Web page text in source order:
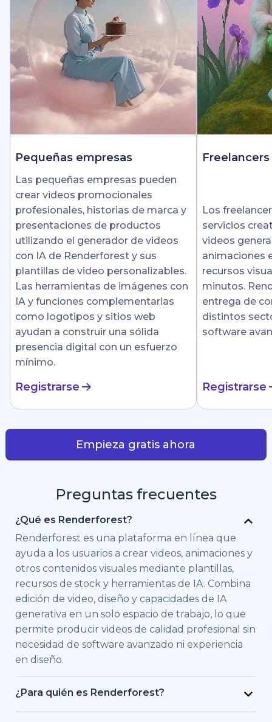
Pequeñas empresas
Las pequeñas empresas pueden
crear videos promocionales
profesionales, historias de marca y
presentaciones de productos
utilizando el generador de videos
con IA de Renderforest y sus
plantillas de video personalizables.
Las herramientas de imágenes con
IA y funciones complementarias
como logotipos y sitios web
ayudan a construir una sólida
presencia digital con un esfuerzo
mínimo.
Registrarse
Freelancers
Los
servicios
videos
animaciones
recursos
minutos.
entrega de
distintos
software
Registrarse
Empieza gratis ahora
Preguntas frecuentes
¿Qué es Renderforest?
Renderforest es una plataforma en línea que
ayuda a los usuarios a crear videos, animaciones y
otros contenidos visuales mediante plantillas,
recursos de stock y herramientas de IA. Combina
edición de video, diseño y capacidades de IA
generativa en un solo espacio de trabajo, lo que
permite producir videos de calidad profesional sin
necesidad de software avanzado ni experiencia
en diseño.
¿Para quién es Renderforest?
Renderforest está pensado para personas y